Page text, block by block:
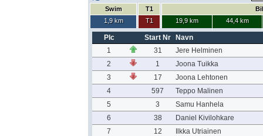
Swim
1,9 km
T1
T1
19,9 km
44,4 km
Plc Start Nr
Navn
1
31
Jere Helminen
2
1
Joona Tuikka
3
17
Joona Lehtonen
4
597
Teppo Malinen
5
3
Samu Hanhela
6
38
Daniel Kivilohkare
7
12
Ilkka Utriainen